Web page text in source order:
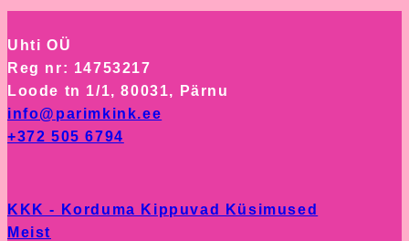
Uhti OÜ
Reg nr: 14753217
Loode tn 1/1, 80031, Pärnu
info@parimkink.ee
+372 505 6794
KKK - Korduma Kippuvad Küsimused
Meist